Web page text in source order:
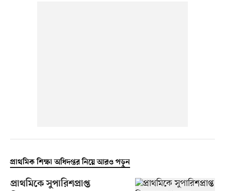
প্রাথমিক শিক্ষা অধিদপ্তর নিয়ে আরও পড়ুন
প্রাথমিকে সুপারিশপ্রাপ্ত